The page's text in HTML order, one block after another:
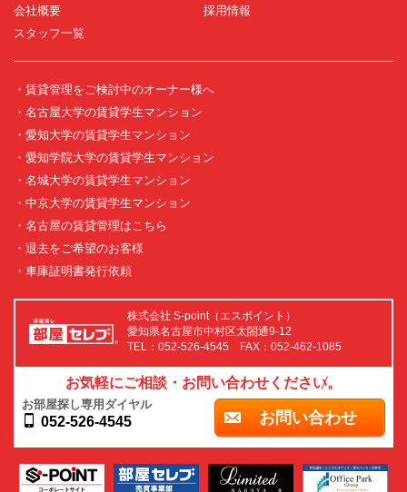
会社概要
採用情報
スタッフ一覧
・賃貸管理をご検討中のオーナー様へ
・名古屋大学の賃貸学生マンション
・愛知大学の賃貸学生マンション
・愛知学院大学の賃貸学生マンション
・名城大学の賃貸学生マンション
・中京大学の賃貸学生マンション
・名古屋の賃貸管理はこちら
・退去をご希望のお客様
・車庫証明書発行依頼
株式会社 S-point（エスポイント）
愛知県名古屋市中村区太閤通9-12
TEL：052-526-4545 FAX：052-462-1085
お気軽にご相談・お問い合わせください。
お部屋探し専用ダイヤル
052-526-4545 お問い合わせ